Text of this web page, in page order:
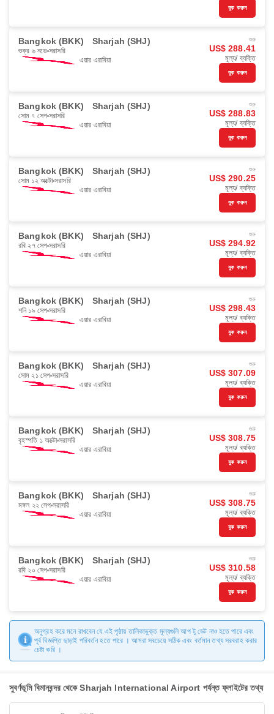
বুক করুন
Bangkok (BKK) Sharjah (SHJ)
শুক্র ৬ নভে সরাসরি
এয়ার এরাবিয়া
শুরু
US$ 288.41
মূল্য/ ব্যক্তি
বুক করুন
Bangkok (BKK) Sharjah (SHJ)
সোম ৭ সেপ সরাসরি
এয়ার এরাবিয়া
শুরু
US$ 288.83
মূল্য/ ব্যক্তি
বুক করুন
Bangkok (BKK) Sharjah (SHJ)
সোম ১২ অক্টো সরাসরি
এয়ার এরাবিয়া
শুরু
US$ 290.25
মূল্য/ ব্যক্তি
বুক করুন
Bangkok (BKK) Sharjah (SHJ)
রবি ২৭ সেপ সরাসরি
এয়ার এরাবিয়া
শুরু
US$ 294.92
মূল্য/ ব্যক্তি
বুক করুন
Bangkok (BKK) Sharjah (SHJ)
শনি ১৯ সেপ সরাসরি
এয়ার এরাবিয়া
শুরু
US$ 298.43
মূল্য/ ব্যক্তি
বুক করুন
Bangkok (BKK) Sharjah (SHJ)
সোম ২১ সেপ সরাসরি
এয়ার এরাবিয়া
শুরু
US$ 307.09
মূল্য/ ব্যক্তি
বুক করুন
Bangkok (BKK) Sharjah (SHJ)
বৃহস্পতি ১ অক্টো সরাসরি
এয়ার এরাবিয়া
শুরু
US$ 308.75
মূল্য/ ব্যক্তি
বুক করুন
Bangkok (BKK) Sharjah (SHJ)
মঙ্গল ২২ সেপ সরাসরি
এয়ার এরাবিয়া
শুরু
US$ 308.75
মূল্য/ ব্যক্তি
বুক করুন
Bangkok (BKK) Sharjah (SHJ)
রবি ২০ সেপ সরাসরি
এয়ার এরাবিয়া
শুরু
US$ 310.58
মূল্য/ ব্যক্তি
বুক করুন
অনুগ্রহ করে মনে রাখবেন যে এই পৃষ্ঠায় তালিকাভুক্ত মূল্যগুলি আপ টু ডেট নাও হতে পারে এবং
পূর্ব বিজ্ঞপ্তি ছাড়াই পরিবর্তন হতে পারে । আমরা সবচেয়ে সঠিক এবং বর্তমান তথ্য সরবরাহ করার
চেষ্টা করি ।
সুবর্ণভূমি বিমানবন্দর থেকে Sharjah International Airport পর্যন্ত ফ্লাইটের তথ্য